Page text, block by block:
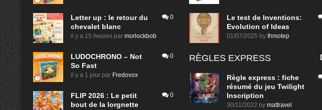
Letter up : le retour du
chevalet blanc
il y a 15 heures par morlockbob
0
LUDOCHRONO – Not
So Fast
il y a 1 jour par Fredovox
0
FLIP 2026 : Le petit
bout de la lorgnette
0
Le test de Inventions:
Evolution of Ideas
01/07/2025 by Ihmotep
RÈGLES EXPRESS
Règle express : fiche
résumé du jeu Twilight
Inscription
30/11/2022 by mattravel